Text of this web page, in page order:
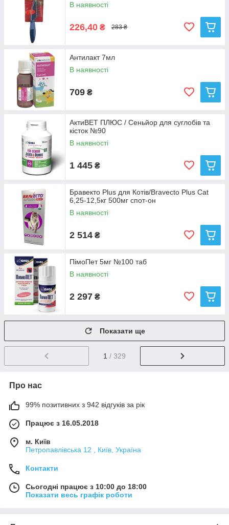
В наявності
226,40 ₴ 283 ₴
Антилакт 7мл
В наявності
709 ₴
АктиВЕТ ПЛЮС / Сеньйор для суглобів та
кісток №90
В наявності
1 445 ₴
Бравекто Plus для Котів/Bravecto Plus Cat
6,25-12,5кг 500мг спот-он
В наявності
2 514 ₴
ПімоПет 5мг №100 таб
В наявності
2 297 ₴
Показати ще
1 / 329
Про нас
99% позитивних з 942 відгуків за рік
Працює з 16.05.2018
м. Київ
Петропавлівська 12 , Київ, Україна
Контакти
Сьогодні працює з 10:00 до 18:00
Показати весь графік роботи